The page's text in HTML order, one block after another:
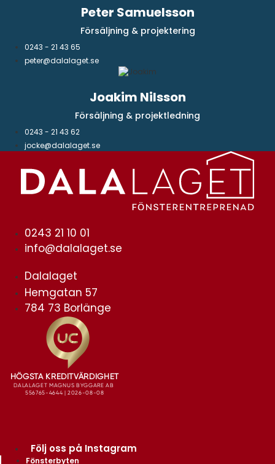
Peter Samuelsson
Försäljning & projektering
0243 - 21 43 65
peter@dalalaget.se
Joakim Nilsson
Försäljning & projektledning
0243 - 21 43 62
jocke@dalalaget.se
0243 21 10 01
info@dalalaget.se
Dalalaget
Hemgatan 57
784 73 Borlänge
Följ oss på Instagram
Fönsterbyten